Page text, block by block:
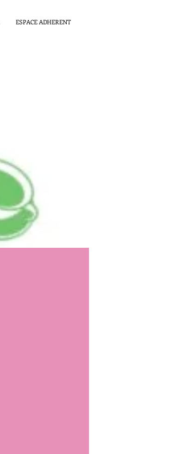
ESPACE ADHERENT